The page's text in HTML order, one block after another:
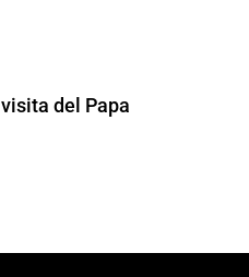
del Papa